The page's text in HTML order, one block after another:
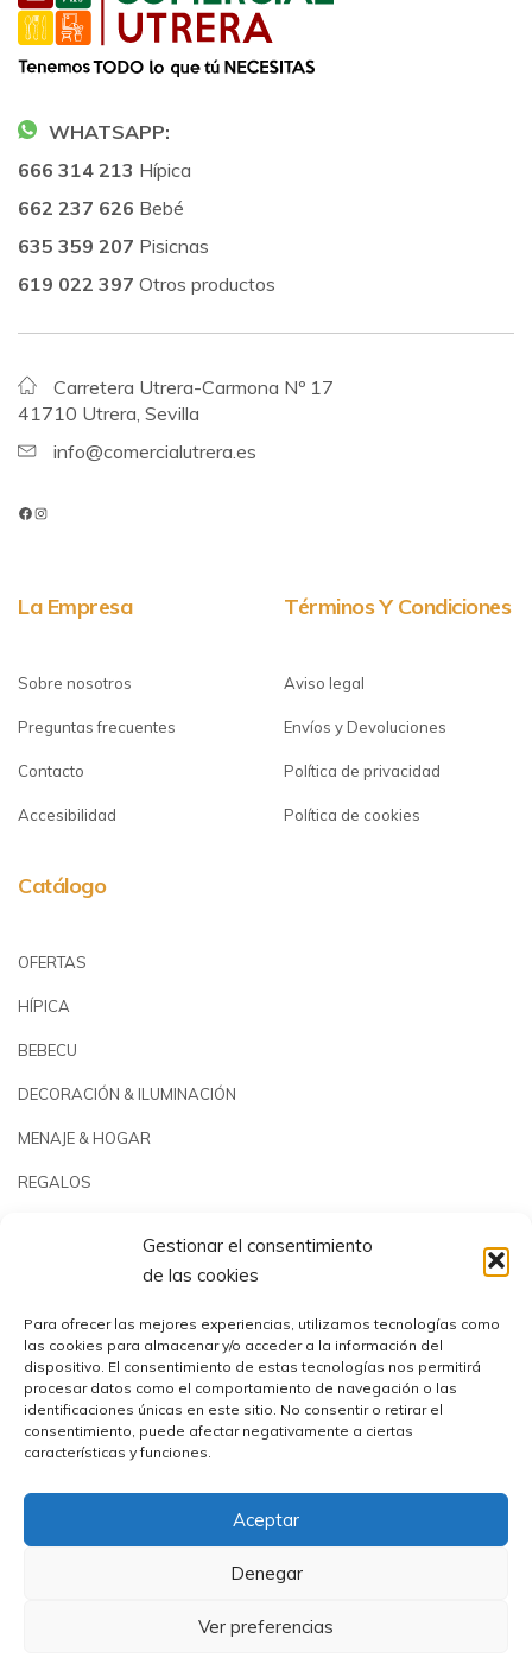
Gestionar el consentimiento
de las cookies
Para ofrecer las mejores experiencias, utilizamos tecnologías como
las cookies para almacenar y/o acceder a la información del
dispositivo. El consentimiento de estas tecnologías nos permitirá
procesar datos como el comportamiento de navegación o las
identificaciones únicas en este sitio. No consentir o retirar el
consentimiento, puede afectar negativamente a ciertas
características y funciones.
Aceptar
Denegar
Ver preferencias
WHATSAPP:
666 314 213 Hípica
662 237 626 Bebé
635 359 207 Pisicnas
619 022 397 Otros productos
Carretera Utrera-Carmona Nº 17
41710 Utrera, Sevilla
info@comercialutrera.es
La Empresa
Sobre nosotros
Preguntas frecuentes
Contacto
Accesibilidad
Términos Y Condiciones
Aviso legal
Envíos y Devoluciones
Política de privacidad
Política de cookies
Catálogo
OFERTAS
HÍPICA
BEBECU
DECORACIÓN & ILUMINACIÓN
MENAJE & HOGAR
REGALOS
PISCINAS & REPUESTOS
Comercial Utrera s.l.© 2023 | CIF: B41194655